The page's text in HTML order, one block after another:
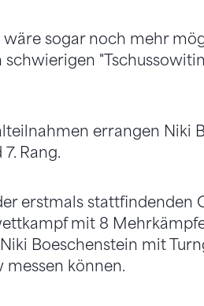
sogar noch mehr
errangen Niki
Rang.
erstmals stattfindenden
mit 8
Boeschenstein mit
können.